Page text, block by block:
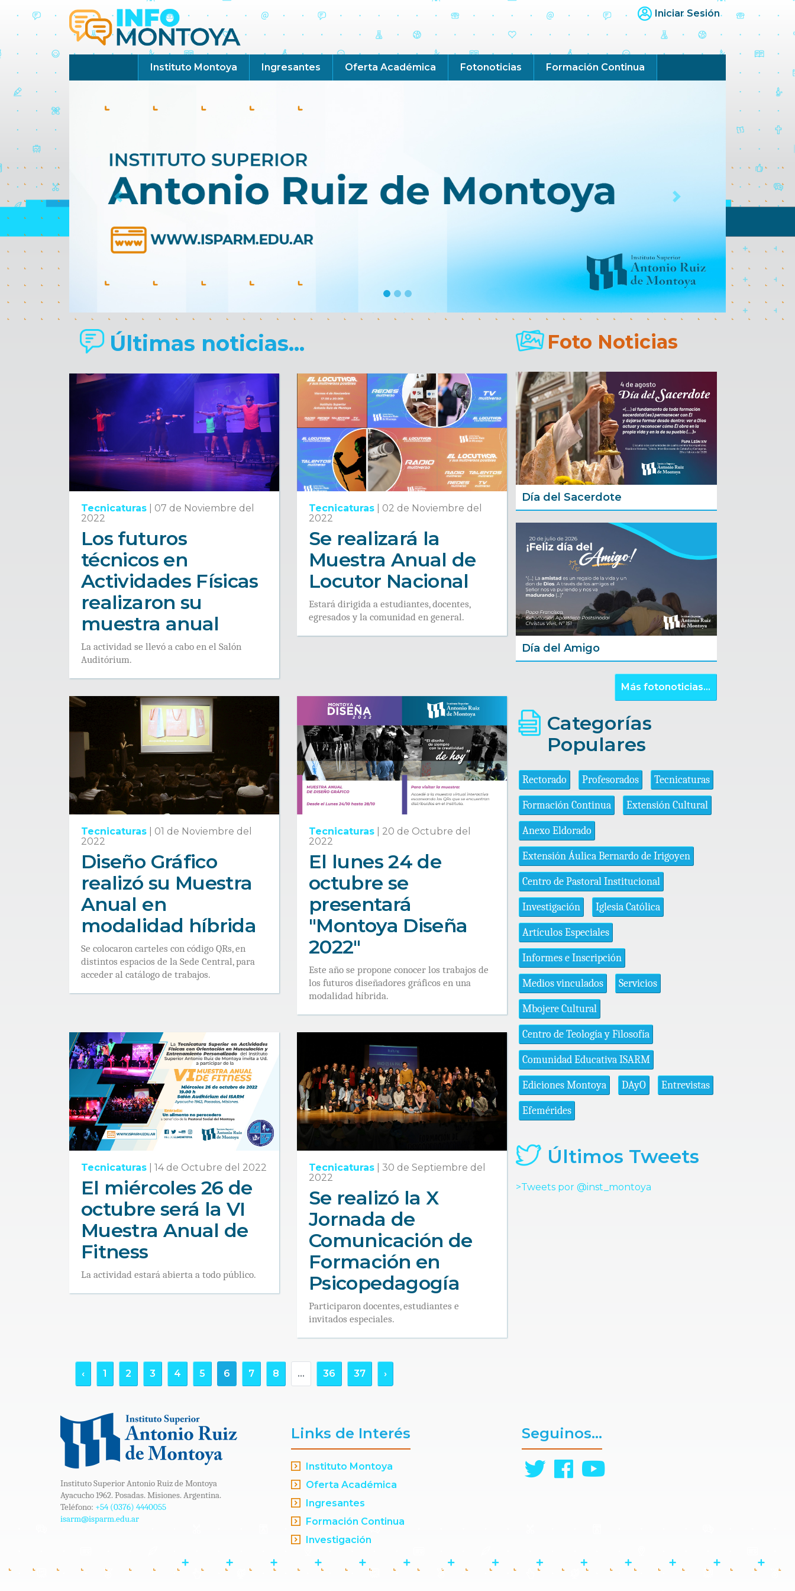
Iniciar Sesión
Instituto Montoya Ingresantes Oferta Académica Fotonoticias Formación Continua
Previous Next
Últimas noticias...
Tecnicaturas
07 de Noviembre del
2022
Los futuros
técnicos en
Actividades Físicas
realizaron su
muestra anual
La actividad se llevó a cabo en el Salón
Auditórium.
Tecnicaturas
02 de Noviembre del
2022
Se realizará la
Muestra Anual de
Locutor Nacional
Estará dirigida a estudiantes, docentes,
egresados y la comunidad en general.
Tecnicaturas
01 de Noviembre del
2022
Diseño Gráfico
realizó su Muestra
Anual en
modalidad híbrida
Se colocaron carteles con código QRs, en
distintos espacios de la Sede Central, para
acceder al catálogo de trabajos.
Tecnicaturas
20 de Octubre del
2022
El lunes 24 de
octubre se
presentará
"Montoya Diseña
2022"
Este año se propone conocer los trabajos de
los futuros diseñadores gráficos en una
modalidad híbrida.
Tecnicaturas 14 de Octubre del 2022
El miércoles 26 de
octubre será la VI
Muestra Anual de
Fitness
La actividad estará abierta a todo público.
Tecnicaturas
30 de Septiembre del
2022
Se realizó la X
Jornada de
Comunicación de
Formación en
Psicopedagogía
Participaron docentes, estudiantes e
invitados especiales.
‹ 1 2 3 4 5 6 7 8 ... 36 37 ›
Foto Noticias
Día del Sacerdote
Día del Amigo
Más fotonoticias...
Categorías
Populares
Rectorado Profesorados Tecnicaturas
Formación Continua Extensión Cultural
Anexo Eldorado
Extensión Áulica Bernardo de Irigoyen
Centro de Pastoral Institucional
Investigación Iglesia Católica
Artículos Especiales
Informes e Inscripción
Medios vinculados Servicios
Mbojere Cultural
Centro de Teología y Filosofía
Comunidad Educativa ISARM
Ediciones Montoya DAyO Entrevistas
Efemérides
Últimos Tweets
>Tweets por @inst_montoya
Links de Interés
Instituto Montoya
Oferta Académica
Ingresantes
Formación Continua
Investigación
Seguinos...
Instituto Superior Antonio Ruiz de Montoya
Ayacucho 1962. Posadas. Misiones. Argentina.
Teléfono: +54 (0376) 4440055
isarm@isparm.edu.ar